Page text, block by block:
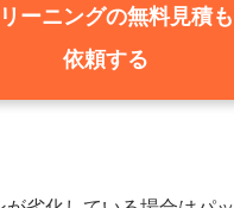
ーニングの無料見積
依頼する